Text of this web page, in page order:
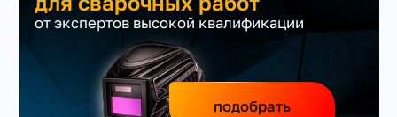
от экспертов высокой квалификации
подобрать